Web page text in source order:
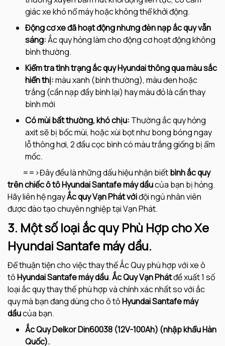
giác xe khó nổ máy hoặc không thể khởi động.
Động cơ xe đã hoạt động nhưng đèn nạp ắc quy vẫn
sáng:Ắc quy hỏng làm cho động cơ hoạt động không
bình thường.
Kiểm tra tình trạng ắc quy Hyundai thông qua màu sắc
hiển thị:màu xanh (bình thường), màu đen hoặc
trắng (cần nạp đầy bình lại) hay màu đỏ là cần thay
bình mới
Có mùi bất thường, khó chịu: Thường ắc quy hỏng
axit sẽ bị bốc mùi, hoặc xùi bọt như bong bóng ngay
lỗ thông hơi, 2 đầu cọc bình có màu trắng giống bị ẩm
mốc.
==>Đây đều là những dấu hiệu nhận biếtbìnhắc quy
trên chiếc ô tôHyundai Santafe máy dầucủa bạn bị hỏng.
Hãy liên hệ ngayẮc quy Vạn Phát vớiđội ngủ nhân viên
được đào tạo chuyên nghiệp tại Vạn Phát.
3. Một số loại ắc quy Phù Hợp cho Xe
Hyundai Santafe máy dầu.
Để thuận tiện cho việc thay thế Ắc Quy phù hợp với xe ô
tôHyundai Santafe máy dầu.Ắc Quy Vạn Phátđề xuất 1 số
loại ắc quy thay thế phù hợp và chính xác nhất so với ắc
quy mà bạn đang dùng cho ô tôHyundai Santafe máy
dầucủa bạn.
Ắc Quy Delkor Din60038 (12V-100Ah) (nhập khẩu Hàn
Quốc).